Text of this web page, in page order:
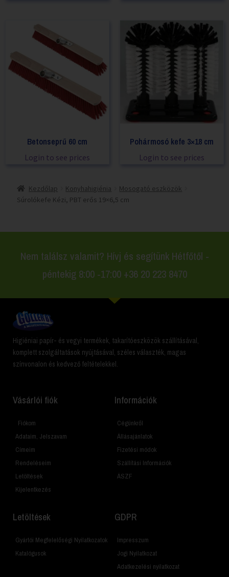
Betonseprű 60 cm
Login to see prices
Pohármosó kefe 3×18 cm
Login to see prices
Kezdőlap Konyhahigiénia
Mosogató eszközök
Súrolókefe Kézi, PBT erős 19×6,5 cm
Nem találsz valamit? Hívj és segítünk Hétfőtől -
péntekig 8:00 -17:00 +36 20 223 8470
Higiéniai papír- és vegyi termékek, takarítóeszközök szállításával,
komplett szolgáltatások nyújtásával, széles választék, magas
színvonalon és kedvező feltételekkel.
Vásárlói fiók
Fiókom
Adataim, Jelszavam
Címeim
Rendeléseim
Letöltések
Kijelentkezés
Információk
Cégünkről
Állásajánlatok
Fizetési módok
Szállítási Információk
ÁSZF
Letöltések
Gyártói Megfelelőségi Nyilatkozatok
Katalógusok
GDPR
Impresszum
Jogi Nyilatkozat
Adatkezelési nyilatkozat